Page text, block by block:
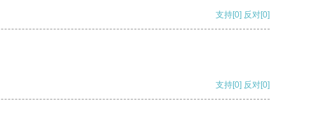
支持[0] 反对[0]
支持[0] 反对[0]